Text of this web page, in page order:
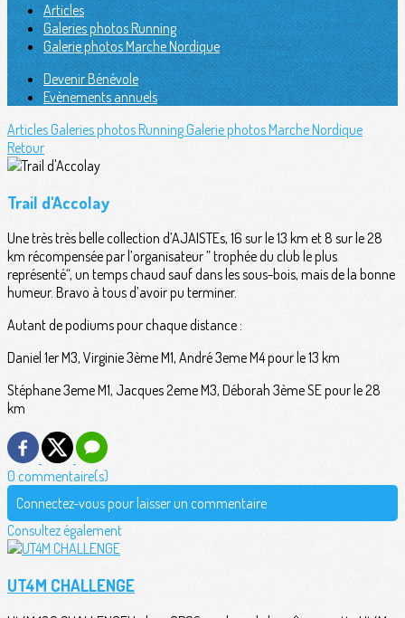
Articles
Galeries photos Running
Galerie photos Marche Nordique
Devenir Bénévole
Evènements annuels
ArticlesGaleries photos RunningGalerie photos Marche Nordique
Retour
Trail d'Accolay
Une très très belle collection d’AJAISTEs, 16 sur le 13 km et 8 sur le 28
km récompensée par l’organisateur ” trophée du club le plus
représenté“, un temps chaud sauf dans les sous-bois, mais de la bonne
humeur. Bravo à tous d’avoir pu terminer.
Autant de podiums pour chaque distance :
Daniel 1er M3, Virginie 3ème M1, André 3eme M4 pour le 13 km
Stéphane 3eme M1, Jacques 2eme M3, Déborah 3ème SE pour le 28
km
0 commentaire(s)
Connectez-vous pour laisser un commentaire
Consultez également
UT4M CHALLENGE